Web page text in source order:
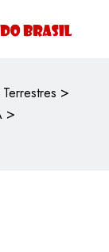
Terrestres >
>